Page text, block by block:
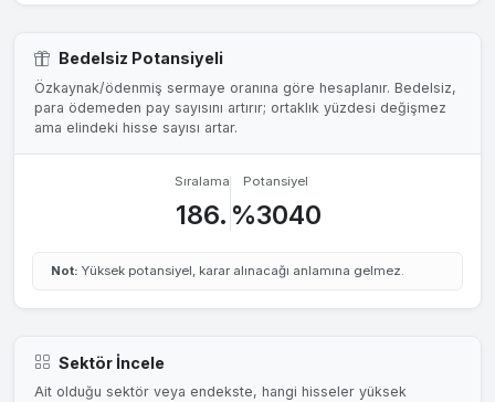
Bedelsiz Potansiyeli
Özkaynak/ödenmiş sermaye oranına göre hesaplanır. Bedelsiz,
para ödemeden pay sayısını artırır; ortaklık yüzdesi değişmez
ama elindeki hisse sayısı artar.
Sıralama
186.
Potansiyel
%3040
Not: Yüksek potansiyel, karar alınacağı anlamına gelmez.
Sektör İncele
Ait olduğu sektör veya endekste, hangi hisseler yüksek